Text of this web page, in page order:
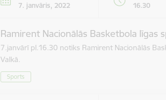
7. janvāris, 2022 16.30
Ramirent Nacionālās Basketbola līgas
7.janvārī pl.16.30 notiks Ramirent Nacionālās
Valkā.
Sports